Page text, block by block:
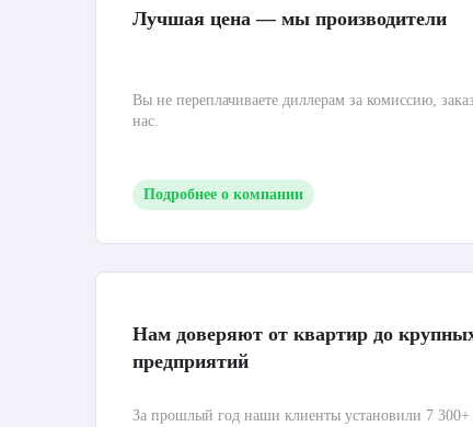
Лучшая цена — мы производители
Вы не переплачиваете диллерам за комиссию,
нас.
Подробнее о компании
Нам доверяют от квартир до
предприятий
За прошлый год наши клиенты установили 7